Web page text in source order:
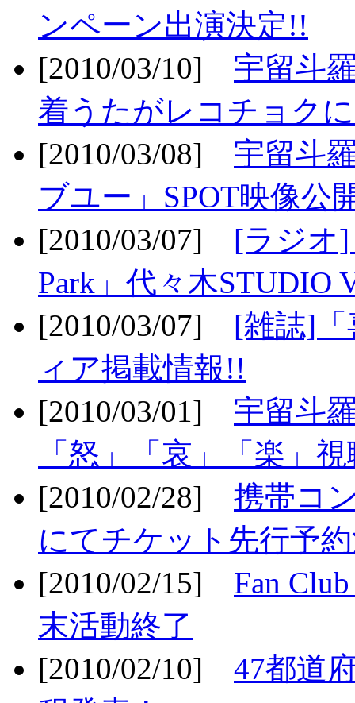
ンペーン出演決定!!
[2010/03/10] 宇留斗
着うたがレコチョク
[2010/03/08] 宇留斗
ブユー」SPOT映像公
[2010/03/07] [ラジオ]
Park」代々木STUDIO
[2010/03/07] [雑誌]「
ィア掲載情報!!
[2010/03/01] 宇留斗
「怒」「哀」「楽」
[2010/02/28] 携帯コ
にてチケット先行予
[2010/02/15] Fan
末活動終了
[2010/02/10] 47都道